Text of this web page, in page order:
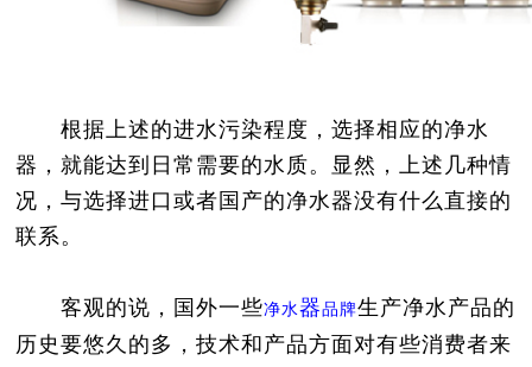
根据上述的进水污染程度，选择相应的净水
器，就能达到日常需要的水质。显然，上述几种情
况，与选择进口或者国产的净水器没有什么直接的
联系。
客观的说，国外一些净水器品牌生产净水产品的
历史要悠久的多，技术和产品方面对有些消费者来